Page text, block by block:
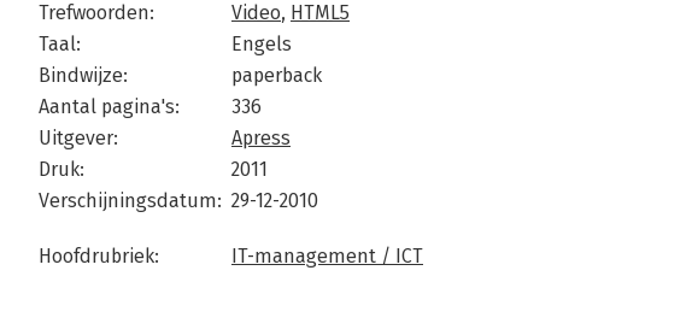
Trefwoorden:
Video, HTML5
Taal:
Engels
Bindwijze:
paperback
Aantal pagina's:
336
Uitgever:
Apress
Druk:
2011
Verschijningsdatum: 29-12-2010
Hoofdrubriek: IT-management / ICT